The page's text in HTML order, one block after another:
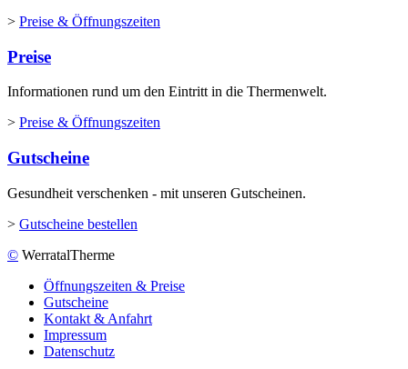
> Preise & Öffnungszeiten
Preise
Informationen rund um den Eintritt in die Thermenwelt.
> Preise & Öffnungszeiten
Gutscheine
Gesundheit verschenken - mit unseren Gutscheinen.
> Gutscheine bestellen
© WerratalTherme
Öffnungszeiten & Preise
Gutscheine
Kontakt & Anfahrt
Impressum
Datenschutz